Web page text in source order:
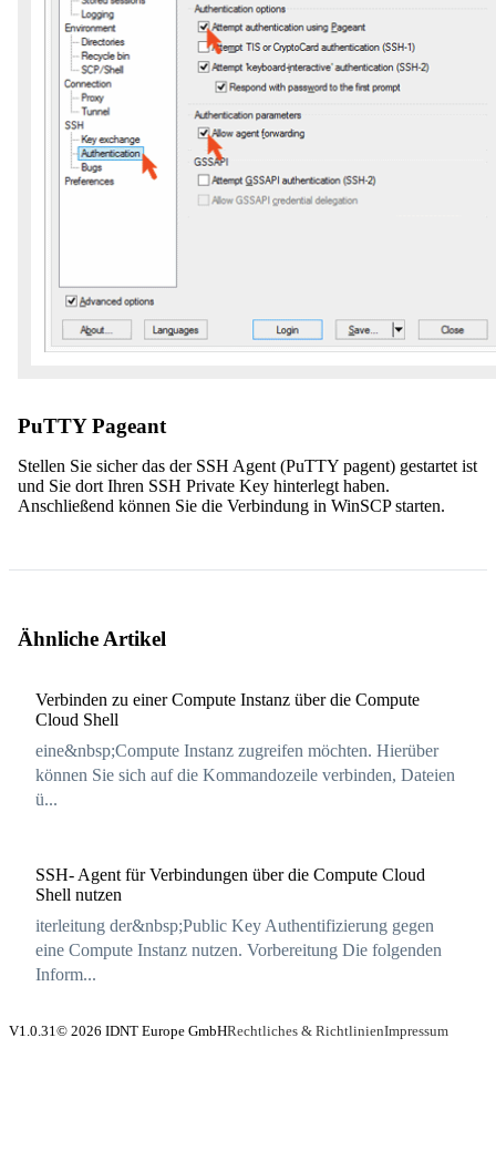
PuTTY Pageant
Stellen Sie sicher das der SSH Agent (PuTTY pagent) gestartet ist
und Sie dort Ihren SSH Private Key hinterlegt haben.
Anschließend können Sie die Verbindung in WinSCP starten.
Ähnliche Artikel
Verbinden zu einer Compute Instanz über die Compute
Cloud Shell
eine&nbsp;Compute Instanz zugreifen möchten. Hierüber
können Sie sich auf die Kommandozeile verbinden, Dateien
ü...
SSH- Agent für Verbindungen über die Compute Cloud
Shell nutzen
iterleitung der&nbsp;Public Key Authentifizierung gegen
eine Compute Instanz nutzen. Vorbereitung Die folgenden
Inform...
V1.0.31 © 2026 IDNT Europe GmbHRechtliches & RichtlinienImpressum